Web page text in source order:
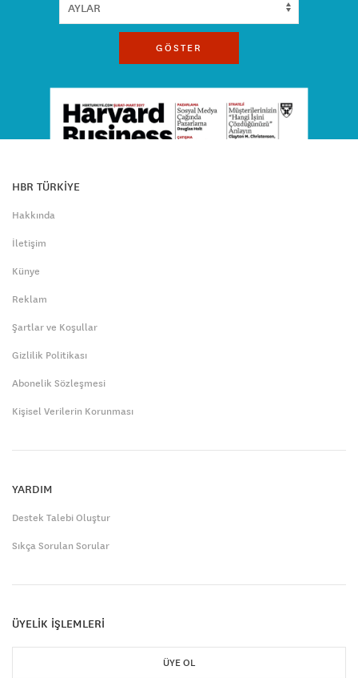
GÖSTER
HBR TÜRKİYE
Hakkında
İletişim
Künye
Reklam
Şartlar ve Koşullar
Gizlilik Politikası
Abonelik Sözleşmesi
Kişisel Verilerin Korunması
YARDIM
Destek Talebi Oluştur
Sıkça Sorulan Sorular
ÜYELİK İŞLEMLERİ
ÜYE OL